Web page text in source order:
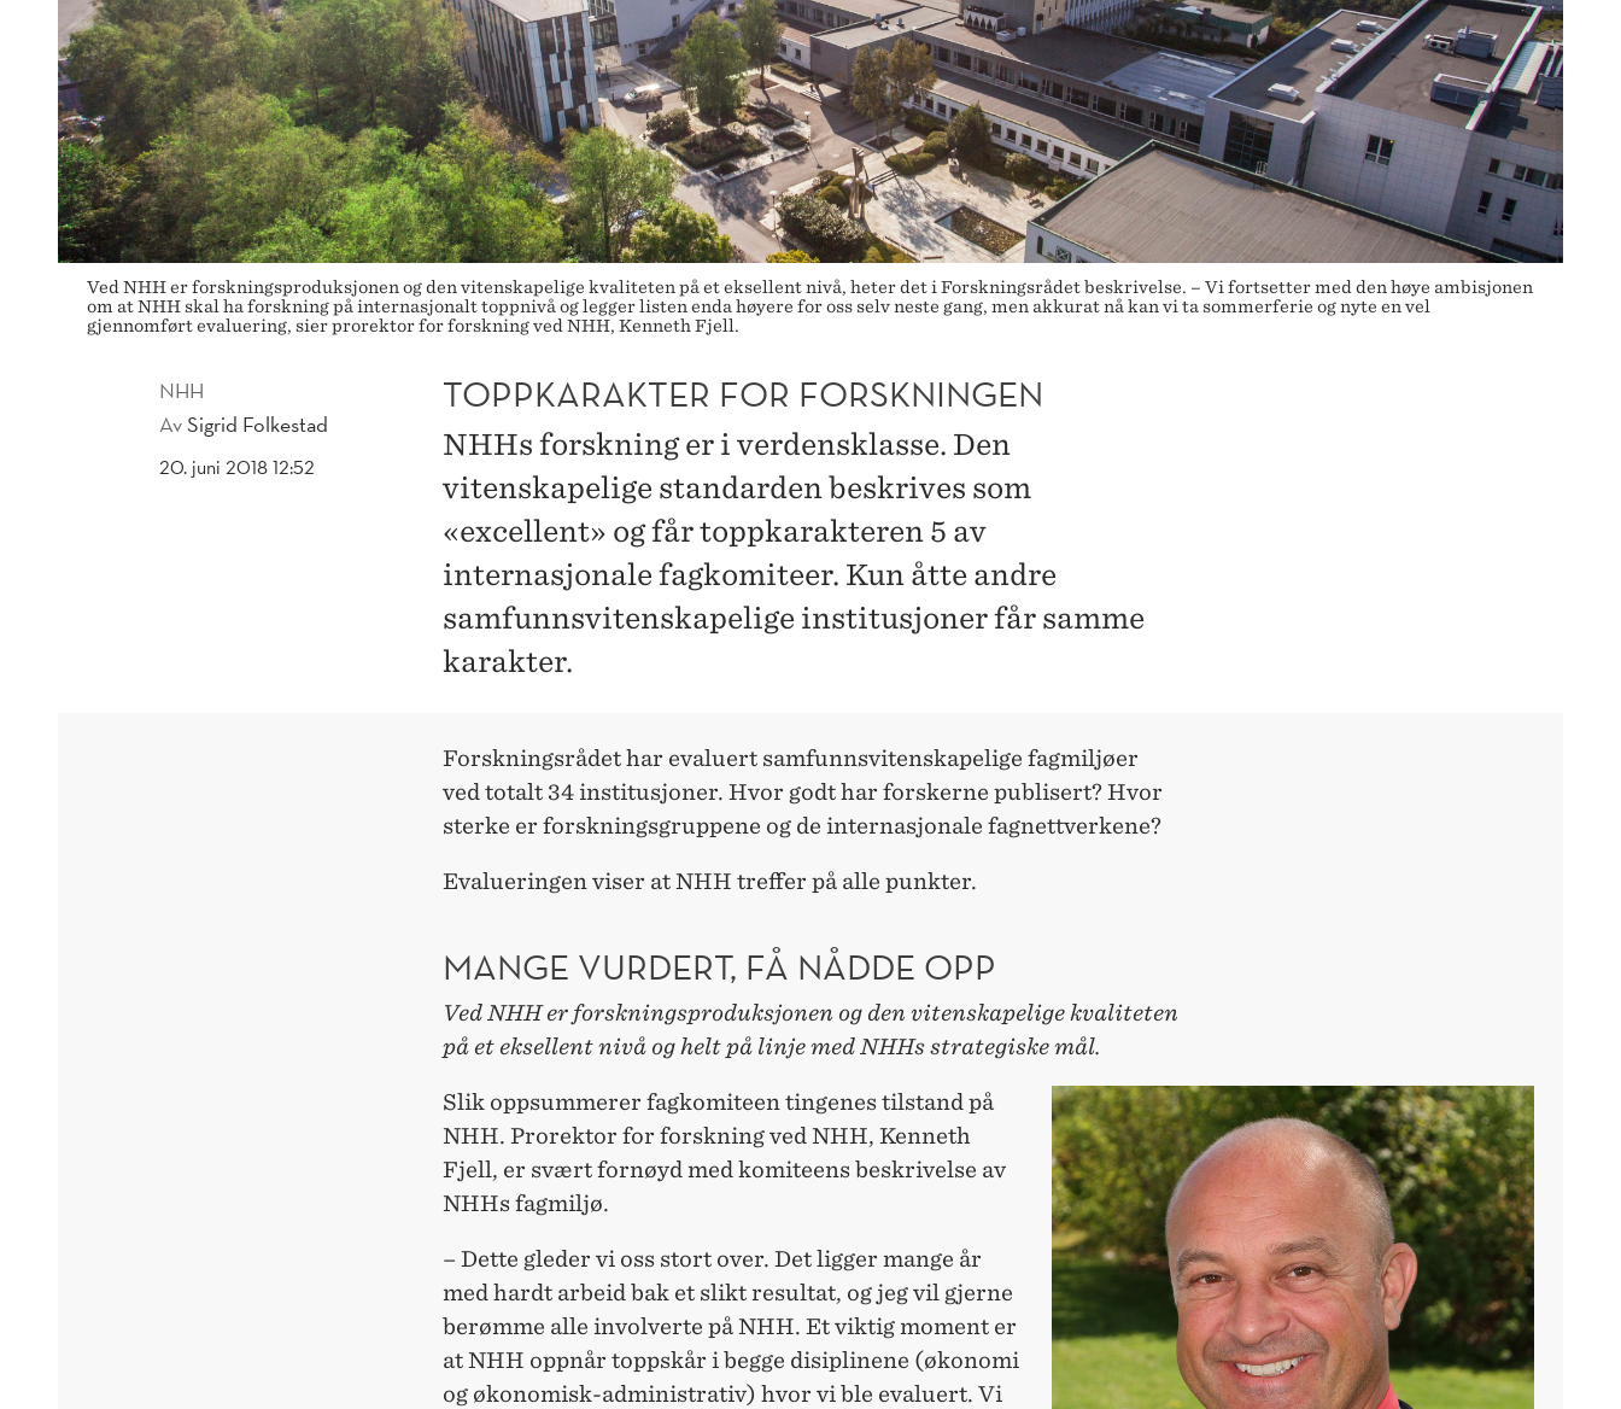
Ved NHH er forskningsproduksjonen og den vitenskapelige kvaliteten på et eksellent nivå, heter det i Forskningsrådet beskrivelse. – Vi fortsetter med den høye ambisjonen
om at NHH skal ha forskning på internasjonalt toppnivå og legger listen enda høyere for oss selv neste gang, men akkurat nå kan vi ta sommerferie og nyte en vel
gjennomført evaluering, sier prorektor for forskning ved NHH, Kenneth Fjell.
NHH
AvSigrid Folkestad
20. juni 2018 12:52
TOPPKARAKTER FOR FORSKNINGEN
NHHs forskning er i verdensklasse. Den
vitenskapelige standarden beskrives som
«excellent» og får toppkarakteren 5 av
internasjonale fagkomiteer. Kun åtte andre
samfunnsvitenskapelige institusjoner får samme
karakter.
Forskningsrådet har evaluert samfunnsvitenskapelige fagmiljøer
ved totalt 34 institusjoner. Hvor godt har forskerne publisert? Hvor
sterke er forskningsgruppene og de internasjonale fagnettverkene?
Evalueringen viser at NHH treffer på alle punkter.
MANGE VURDERT, FÅ NÅDDE OPP
Ved NHH er forskningsproduksjonen og den vitenskapelige kvaliteten
på et eksellent nivå og helt på linje med NHHs strategiske mål.
Slik oppsummerer fagkomiteen tingenes tilstand på
NHH. Prorektor for forskning ved NHH, Kenneth
Fjell, er svært fornøyd med komiteens beskrivelse av
NHHs fagmiljø.
– Dette gleder vi oss stort over. Det ligger mange år
med hardt arbeid bak et slikt resultat, og jeg vil gjerne
berømme alle involverte på NHH. Et viktig moment er
at NHH oppnår toppskår i begge disiplinene (økonomi
og økonomisk-administrativ) hvor vi ble evaluert. Vi